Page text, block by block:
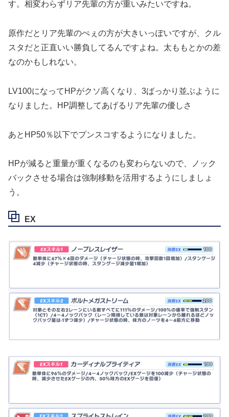
す。相変わらずリア先輩の方が重いみたいですね。
原作だとリア先輩のぺぇの方が大きいっぽいですが、クル
スタだと正直いい勝負してるんですよね。太ももとかの差
なのかもしれない。
LV100になってHPがクソ高くなり、3ばっかり並ぶように
なりました。HP調整してあげるリア先輩の優しさ
あとHP50％以下でプンスコするようになりました。
HPが減ると重量が重くなるのも変わらないので、ノック
バックさせる場合は強制移動を活用するようにしましょ
う。
EX